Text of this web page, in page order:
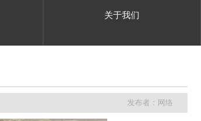
关于我们
发布者：网络